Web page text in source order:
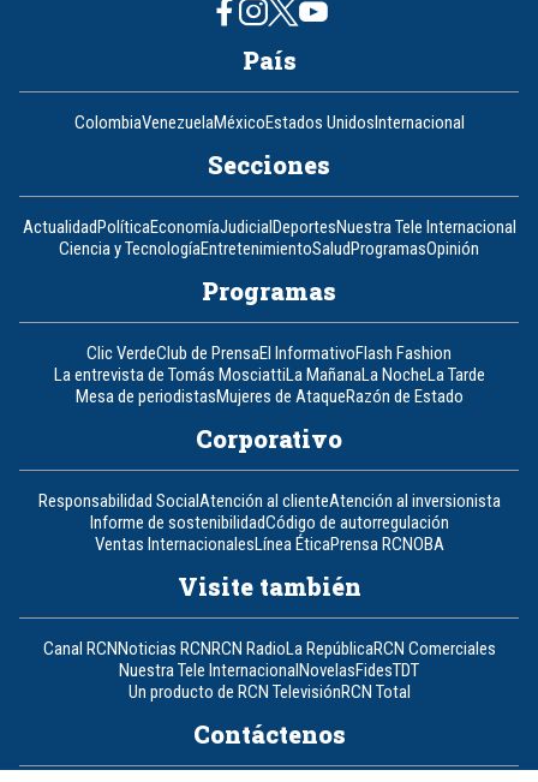
País
ColombiaVenezuelaMéxicoEstados Unidos Internacional
Secciones
Actualidad PolíticaEconomíaJudicial DeportesNuestra Tele Internacional
Ciencia y TecnologíaEntretenimientoSalud ProgramasOpinión
Programas
Clic VerdeClub de PrensaEl InformativoFlash Fashion
La entrevista de Tomás MosciattiLa MañanaLa NocheLa Tarde
Mesa de periodistasMujeres de AtaqueRazón de Estado
Corporativo
Responsabilidad SocialAtención al clienteAtención al inversionista
Informe de sostenibilidadCódigo de autorregulación
Ventas InternacionalesLínea ÉticaPrensa RCNOBA
Visite también
Canal RCN Noticias RCN RCN RadioLa RepúblicaRCN Comerciales
Nuestra Tele Internacional NovelasFidesTDT
Un producto de RCN TelevisiónRCN Total
Contáctenos